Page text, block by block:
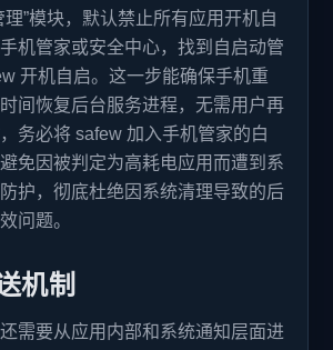
理”模块，默认禁止所有应用开机自
机管家或安全中心，找到自启动管
开机自启。这一步能确保手机重
间恢复后台服务进程，无需用户再
务必将 safew 加入手机管家的白
免因被判定为高耗电应用而遭到系
护，彻底杜绝因系统清理导致的后
问题。
机制
需要从应用内部和系统通知层面进